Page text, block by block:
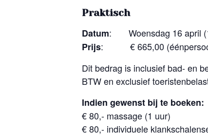
Praktisch
Datum: Woensdag 16 april
Prijs: € 665,00
Dit bedrag is inclusief bad- en
BTW en exclusief
Indien gewenst bij te boeken:
€ 80,- massage (1 uur)
€ 80,- individuele